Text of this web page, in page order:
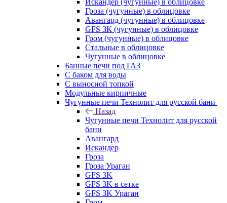
Искандер (чугунные) в облицовке
Гроза (чугунные) в облицовке
Авангард (чугунные) в облицовке
GFS ЗК (чугунные) в облицовке
Гром (чугунные) в облицовке
Стальные в облицовке
Чугунные в облицовке
Банные печи под ГАЗ
С баком для воды
С выносной топкой
Модульные кирпичные
Чугунные печи Технолит для русской бани
Назад
Чугунные печи Технолит для русской
бани
Авангард
Искандер
Гроза
Гроза Ураган
GFS 3K
GFS 3K в сетке
GFS 3K Ураган